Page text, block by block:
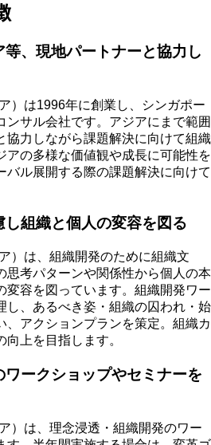
、現地パートナーと協力し
）は1996年に創業し、シンガポー
ンサル会社です。アジアにまで範囲
協力しながら課題解決に向けて組織
アの多様な価値観や成長に可能性を
バル展開する際の課題解決に向けて
組織と個人の変容を図る
）は、組織開発のために組織文
思考パターンや関係性から個人の本
変容を図っています。組織開発ワー
し、あるべき姿・組織の囚われ・始
、アクションプランを策定。組織カ
上を目指します。
ークショップやセミナーを
）は、理念浸透・組織開発のワー